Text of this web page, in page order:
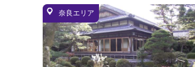
奈良エリア